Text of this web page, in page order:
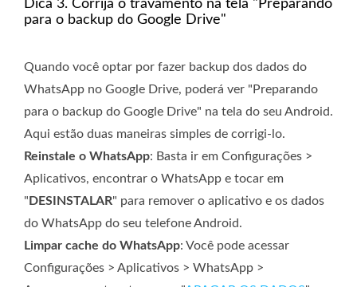
Dica 3. Corrija o travamento na tela "Preparando
para o backup do Google Drive"
Quando você optar por fazer backup dos dados do
WhatsApp no ​​Google Drive, poderá ver "Preparando
para o backup do Google Drive" na tela do seu Android.
Aqui estão duas maneiras simples de corrigi-lo.
Reinstale o WhatsApp: Basta ir em Configurações >
Aplicativos, encontrar o WhatsApp e tocar em
" DESINSTALAR" para remover o aplicativo e os dados
do WhatsApp do seu telefone Android.
Limpar cache do WhatsApp: Você pode acessar
Configurações > Aplicativos > WhatsApp >